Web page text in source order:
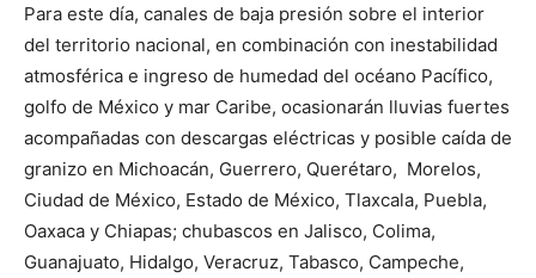
Para este día, canales de baja presión sobre el interior
del territorio nacional, en combinación con inestabilidad
atmosférica e ingreso de humedad del océano Pacífico,
golfo de México y mar Caribe, ocasionarán lluvias fuertes
acompañadas con descargas eléctricas y posible caída de
granizo en Michoacán, Guerrero, Querétaro, Morelos,
Ciudad de México, Estado de México, Tlaxcala, Puebla,
Oaxaca y Chiapas; chubascos en Jalisco, Colima,
Guanajuato, Hidalgo, Veracruz, Tabasco, Campeche,